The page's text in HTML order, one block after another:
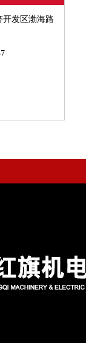
开发区渤海路